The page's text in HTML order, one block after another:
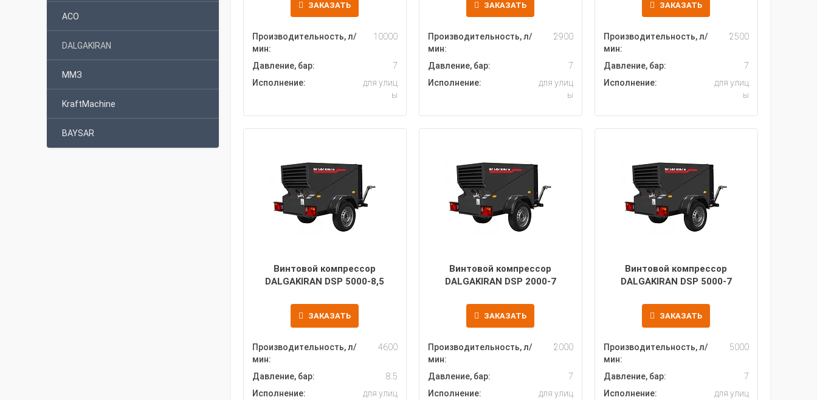
АСО
DALGAKIRAN
ММЗ
KraftMachine
BAYSAR
ЗАКАЗАТЬ
Производительность, л/
мин:
10000
Давление, бар:
7
Исполнение:
для улиц
ы
ЗАКАЗАТЬ
Производительность, л/
мин:
2900
Давление, бар:
7
Исполнение:
для улиц
ы
ЗАКАЗАТЬ
Производительность, л/
мин:
2500
Давление, бар:
7
Исполнение:
для улиц
ы
Винтовой компрессор
DALGAKIRAN DSP 5000-8,5
ЗАКАЗАТЬ
Производительность, л/
мин:
4600
Давление, бар:
8.5
Исполнение:
для улиц
Винтовой компрессор
DALGAKIRAN DSP 2000-7
ЗАКАЗАТЬ
Производительность, л/
мин:
2000
Давление, бар:
7
Исполнение:
для улиц
Винтовой компрессор
DALGAKIRAN DSP 5000-7
ЗАКАЗАТЬ
Производительность, л/
мин:
5000
Давление, бар:
7
Исполнение:
для улиц